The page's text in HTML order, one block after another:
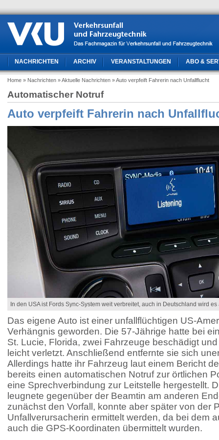
NACHRICHTEN ARCHIV VERANSTALTUNGEN ABO &
Home » Nachrichten » Aktuelle Nachrichten » Auto verpfeift Fahrerin nach Unfallflucht
Automatischer Notruf
Auto verpfeift Fahrerin nach
In den USA ist Fords Sync-System weit verbreitet, auch in Deutschland wird
Das eigene Auto ist einer unfallflüchtigen US-
Verhängnis geworden. Die 57-Jährige hatte bei
St. Lucie, Florida, zwei Fahrzeuge beschädigt
leicht verletzt. Anschließend entfernte sie sich
Allerdings hatte ihr Fahrzeug laut einem Bericht
bereits einen automatischen Notruf zur örtlichen
eine Sprechverbindung zur Leitstelle hergestellt.
leugnete gegenüber der Beamtin am anderen
zunächst den Vorfall, konnte aber später von der
Unfallverursacherin ermittelt werden, da bei dem
auch die GPS-Koordinaten übermittelt wurden.